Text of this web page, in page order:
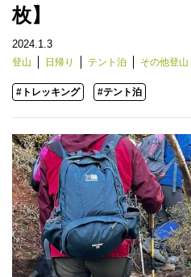
枚】
2024.1.3
登山 日帰り テント泊 その他登山
#トレッキング #テント泊